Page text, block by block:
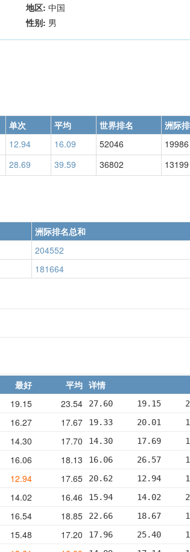
地区: 中国
性别: 男
单次 平均 世界排名 洲际
12.94 16.09 52046 19986
28.69 39.59 36802 13199
洲际排名总和
204552
181664
最好 平均 详情
19.15 23.54 27.60     19.15
16.27 17.67 19.33     20.01
14.30 17.70 14.30     17.69
16.06 18.13 16.06     26.57
12.94 17.65 20.62     12.94
14.02 16.46 15.94     14.02
16.54 18.85 22.66     18.67
15.48 17.20 17.96     25.40